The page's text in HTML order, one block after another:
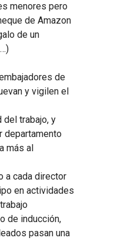
menores pero
de Amazon
de un
de
y vigilen el
del trabajo, y
departamento
más al
a cada director
en actividades
de inducción,
pasan una